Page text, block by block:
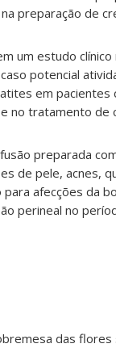
preparação de
um estudo
potencial
em pacientes
no tratamento de
preparada
de pele, acnes,
afecções da
perineal no
das